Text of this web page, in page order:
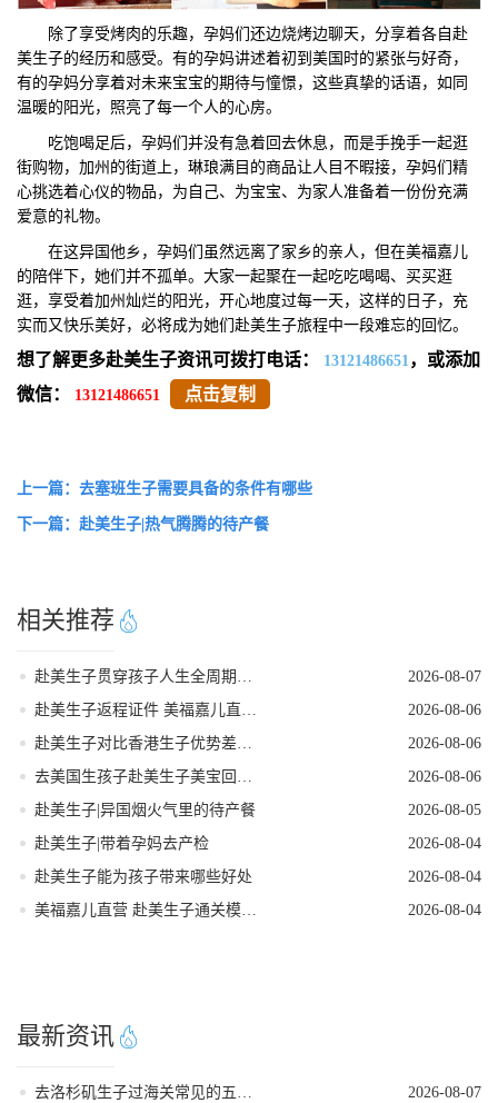
除了享受烤肉的乐趣，孕妈们还边烧烤边聊天，分享着各自赴
美生子的经历和感受。有的孕妈讲述着初到美国时的紧张与好奇，
有的孕妈分享着对未来宝宝的期待与憧憬，这些真挚的话语，如同
温暖的阳光，照亮了每一个人的心房。
吃饱喝足后，孕妈们并没有急着回去休息，而是手挽手一起逛
街购物，加州的街道上，琳琅满目的商品让人目不暇接，孕妈们精
心挑选着心仪的物品，为自己、为宝宝、为家人准备着一份份充满
爱意的礼物。
在这异国他乡，孕妈们虽然远离了家乡的亲人，但在美福嘉儿
的陪伴下，她们并不孤单。大家一起聚在一起吃吃喝喝、买买逛
逛，享受着加州灿烂的阳光，开心地度过每一天，这样的日子，充
实而又快乐美好，必将成为她们赴美生子旅程中一段难忘的回忆。
想了解更多赴美生子资讯可拨打电话： 13121486651，或添加
微信：
13121486651 点击复制
上一篇：去塞班生子需要具备的条件有哪些
下一篇：赴美生子|热气腾腾的待产餐
相关推荐
赴美生子贯穿孩子人生全周期的身份红利
2026-08-07
赴美生子返程证件 美福嘉儿直营核对清单
2026-08-06
赴美生子对比香港生子优势差距全面分析
2026-08-06
去美国生孩子赴美生子美宝回国落户流程
2026-08-06
赴美生子|异国烟火气里的待产餐
2026-08-05
赴美生子|带着孕妈去产检
2026-08-04
赴美生子能为孩子带来哪些好处
2026-08-04
美福嘉儿直营 赴美生子通关模拟问答
2026-08-04
最新资讯
去洛杉矶生子过海关常见的五个遣返原因
2026-08-07